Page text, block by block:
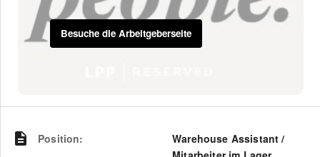
Besuche die Arbeitgeberseite
Position:
Warehouse Assistant /